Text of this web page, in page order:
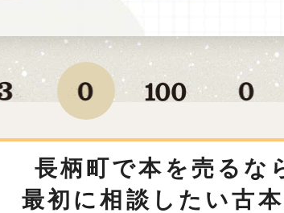
長柄町で本を売るな
最初に相談したい古